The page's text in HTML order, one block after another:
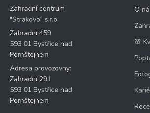
Zahradní centrum
"Strakovo" s.r.o
Zahradní 459
593 01 Bystřice nad
Pernštejnem
Adresa provozovny:
Zahradní 291
593 01 Bystřice nad
Pernštejnem
O
🌸